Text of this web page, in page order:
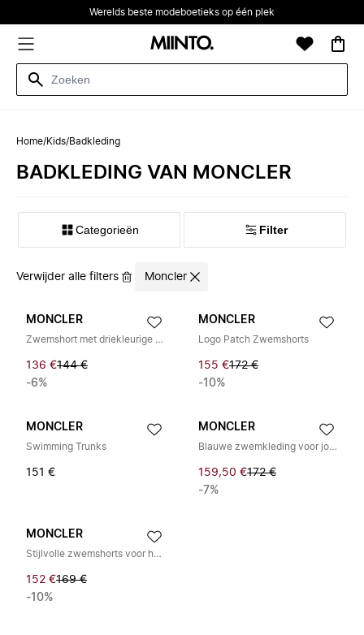
Werelds beste modeboetieks op één plek
Home/Kids/Badkleding
BADKLEDING VAN MONCLER
Categorieën Filter
Verwijder alle filters Moncler
MONCLER
Zwemshort met driekleurige bies
136 €144 €
-6%
MONCLER
Logo Patch Zwemshorts
155 €172 €
-10%
MONCLER
Swimming Trunks
151 €
MONCLER
Blauwe zwemkleding voor jongens SS25
159,50 €172 €
-7%
MONCLER
Stijlvolle zwemshorts voor heren
152 €169 €
-10%